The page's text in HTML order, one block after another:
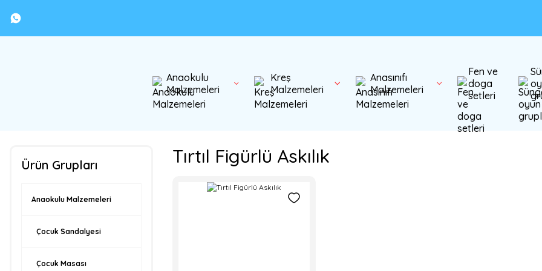
Anaokulu
Malzemeleri
Kreş
Malzemeleri
Anasınıfı
Malzemeleri
Fen ve
doga
setleri
Ürün Grupları
Anaokulu Malzemeleri
Çocuk Sandalyesi
Çocuk Masası
Tırtıl Figürlü Askılık